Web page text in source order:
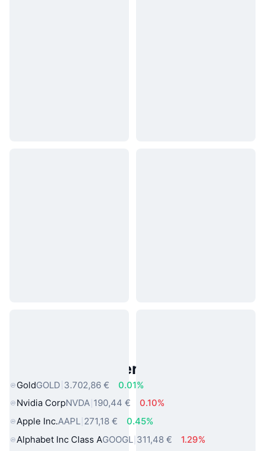
Beliebte reale Vermögenswerte
GoldGOLD 3.702,86 €
0.01%
Nvidia CorpNVDA 190,44 €
0.10%
Apple Inc.AAPL 271,18 €
0.45%
Alphabet Inc Class AGOOGL 311,48 € 1.29%